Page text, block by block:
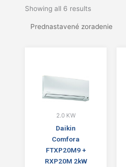
Showing all 6 results
2.0 KW
Daikin
Comfora
FTXP20M9 +
RXP20M 2kW